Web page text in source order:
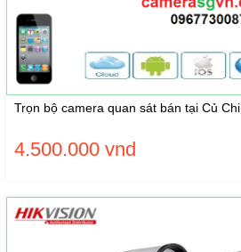
Trọn bộ camera quan sát bán tại Củ Chi
4.500.000 vnd